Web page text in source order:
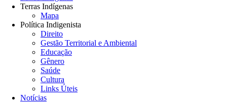
Terras Indígenas
Mapa
Política Indigenista
Direito
Gestão Territorial e Ambiental
Educação
Gênero
Saúde
Cultura
Links Úteis
Notícias